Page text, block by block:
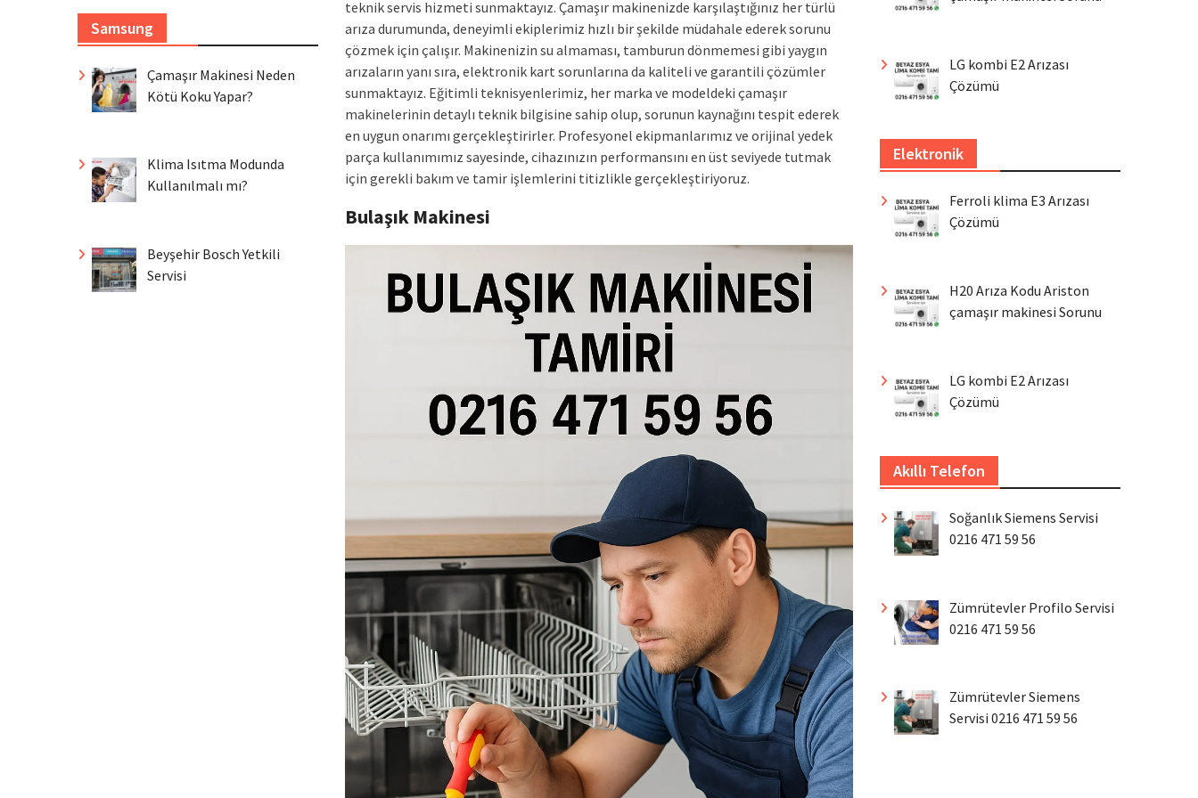
teknik servis hizmeti sunmaktayız. Çamaşır makinenizde karşılaştığınız her türlü
arıza durumunda, deneyimli ekiplerimiz hızlı bir şekilde müdahale ederek sorunu
çözmek için çalışır. Makinenizin su almaması, tamburun dönmemesi gibi yaygın
arızaların yanı sıra, elektronik kart sorunlarına da kaliteli ve garantili çözümler
sunmaktayız. Eğitimli teknisyenlerimiz, her marka ve modeldeki çamaşır
makinelerinin detaylı teknik bilgisine sahip olup, sorunun kaynağını tespit ederek
en uygun onarımı gerçekleştirirler. Profesyonel ekipmanlarımız ve orijinal yedek
parça kullanımımız sayesinde, cihazınızın performansını en üst seviyede tutmak
için gerekli bakım ve tamir işlemlerini titizlikle gerçekleştiriyoruz.
Bulaşık Makinesi
LG kombi E2 Arızası
Çözümü
Elektronik
Ferroli klima E3 Arızası
Çözümü
H20 Arıza Kodu Ariston
çamaşır makinesi Sorunu
LG kombi E2 Arızası
Çözümü
Akıllı Telefon
Soğanlık Siemens Servisi
0216 471 59 56
Zümrütevler Profilo Servisi
0216 471 59 56
Zümrütevler Siemens
Servisi 0216 471 59 56
Samsung
Çamaşır Makinesi Neden
Kötü Koku Yapar?
Klima Isıtma Modunda
Kullanılmalı mı?
Beyşehir Bosch Yetkili
Servisi